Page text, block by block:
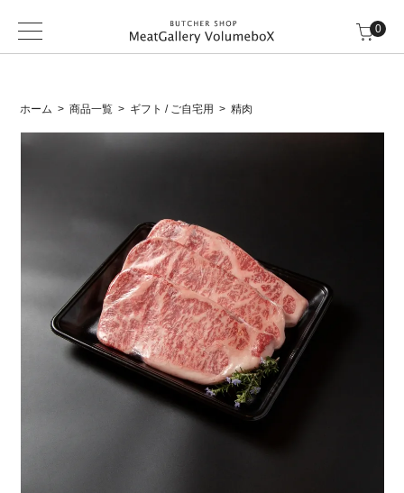
0
ホーム 商品一覧 ギフト / ご自宅用 精肉